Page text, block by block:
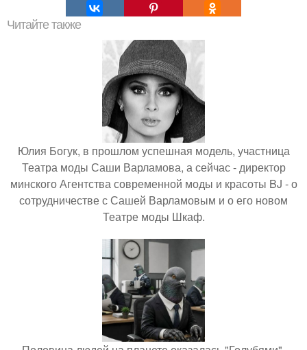
Читайте также
Юлия Богук, в прошлом успешная модель, участница
Театра моды Саши Варламова, а сейчас - директор
минского Агентства современной моды и красоты BJ - о
сотрудничестве с Сашей Варламовым и о его новом
Театре моды Шкаф.